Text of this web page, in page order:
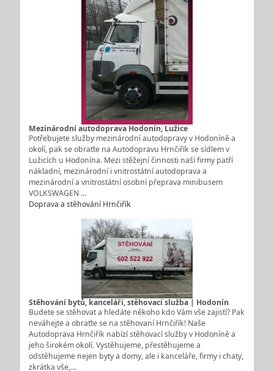
Mezinárodní autodoprava Hodonín, Lužice
Potřebujete služby mezinárodní autodopravy v Hodoníně a
okolí, pak se obraťte na Autodopravu Hrnčiřík se sídlem v
Lužicích u Hodonína. Mezi stěžejní činnosti naší firmy patří
nákladní, mezinárodní i vnitrostátní autodoprava a
mezinárodní a vnitrostátní osobní přeprava minibusem
VOLKSWAGEN …
Doprava a stěhování Hrnčiřík
Stěhování bytů, kanceláří, stěhovací služba | Hodonín
Budete se stěhovat a hledáte někoho kdo Vám vše zajistí? Pak
neváhejte a obraťte se na stěhovaní Hrnčiřík! Naše
Autodoprava Hrnčiřík nabízí stěhovací služby v Hodoníně a
jeho širokém okolí. Vystěhujeme, přestěhujeme a
odstěhujeme nejen byty a domy, ale i kanceláře, firmy i chaty,
zkrátka vše,…